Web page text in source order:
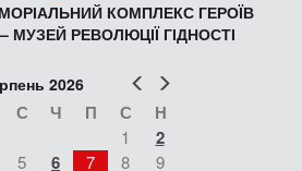
КОМПЛЕКС ГЕРОЇВ
МУЗЕЙ РЕВОЛЮЦІЇ ГІДНОСТІ
Попер
2026
С Ч П С Н
1 2
5 6 7 8
9